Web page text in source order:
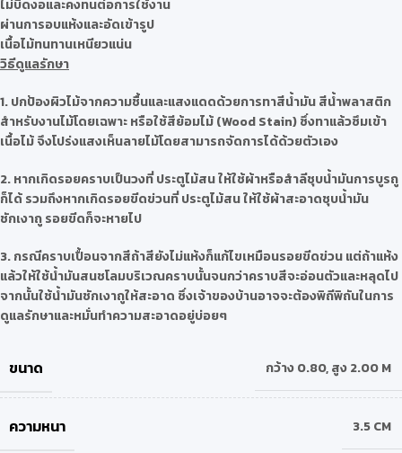
ไม่บิดงอและคงทนต่อการใช้งาน
ผ่านการอบแห้งและอัดเข้ารูป
เนื้อไม้ทนทานเหนียวแน่น
วิธีดูแลรักษา
1.ปกป้องผิวไม้จากความชื้นและแสงแดดด้วยการทาสีน้ำมัน สีน้ำพลาสติก
สำหรับงานไม้โดยเฉพาะ หรือใช้สีย้อมไม้ (Wood Stain) ซึ่งทาแล้วซึมเข้า
เนื้อไม้ จึงโปร่งแสงเห็นลายไม้โดยสามารถจัดการได้ด้วยตัวเอง
2.หากเกิดรอยคราบเป็นวงที่ ประตูไม้สน ให้ใช้ผ้าหรือสำลีชุบน้ำมันการบูรถู
ก็ได้ รวมถึงหากเกิดรอยขีดข่วนที่ ประตูไม้สน ให้ใช้ผ้าสะอาดชุบน้ำมัน
ชักเงาถู รอยขีดก็จะหายไป
3.กรณีคราบเปื้อนจากสีถ้าสียังไม่แห้งก็แก้ไขเหมือนรอยขีดข่วน แต่ถ้าแห้ง
แล้วให้ใช้น้ำมันสนชโลมบริเวณคราบนั้นจนกว่าคราบสีจะอ่อนตัวและหลุดไป
จากนั้นใช้น้ำมันชักเงาถูให้สะอาด ซึ่งเจ้าของบ้านอาจจะต้องพิถีพิถันในการ
ดูแลรักษาและหมั่นทำความสะอาดอยู่บ่อยๆ
ขนาด กว้าง 0.80,สูง 2.00 M
ความหนา 3.5 CM